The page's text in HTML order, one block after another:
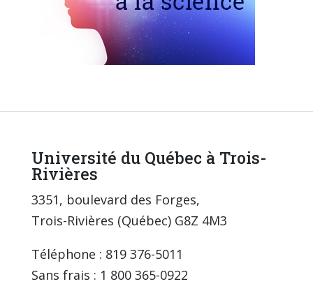
Université du Québec à Trois-
Rivières
3351, boulevard des Forges,
Trois-Rivières (Québec) G8Z 4M3
Téléphone : 819 376-5011
Sans frais : 1 800 365-0922